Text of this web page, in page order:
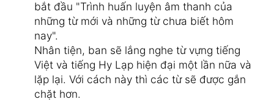
bắt đầu "Trình huấn luyện âm thanh của
những từ mới và những từ chưa biết hôm
nay".
Nhân tiện, ban sẽ lắng nghe từ vựng tiếng
Việt và tiếng Hy Lạp hiện đại một lần nữa và
lặp lại. Với cách này thì các từ sẽ được gắn
chặt hơn.